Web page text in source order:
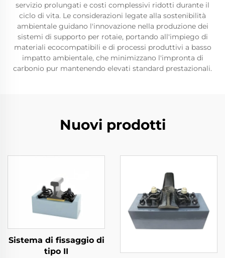
servizio prolungati e costi complessivi ridotti durante il
ciclo di vita. Le considerazioni legate alla sostenibilità
ambientale guidano l'innovazione nella produzione dei
sistemi di supporto per rotaie, portando all'impiego di
materiali ecocompatibili e di processi produttivi a basso
impatto ambientale, che minimizzano l'impronta di
carbonio pur mantenendo elevati standard prestazionali.
Nuovi prodotti
Sistema di fissaggio di
tipo II